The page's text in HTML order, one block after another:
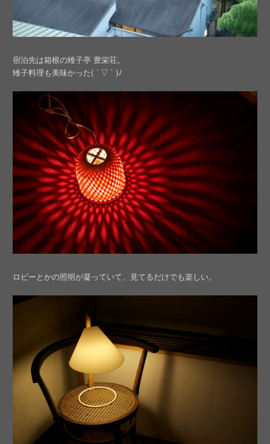
宿泊先は箱根の雉子亭 豊栄荘。
雉子料理も美味かった( ´ ▽ ` )ﾉ
ロビーとかの照明が凝っていて、見てるだけでも楽しい。